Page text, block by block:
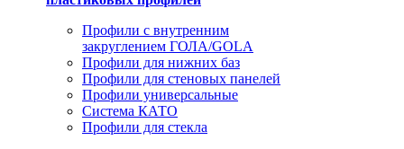
Профили с внутренним
закруглением ГОЛА/GOLA
Профили для нижних баз
Профили для стеновых панелей
Профили универсальные
Система КАТО
Профили для стекла